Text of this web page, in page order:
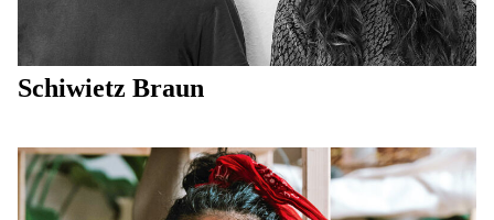
Schiwietz Braun